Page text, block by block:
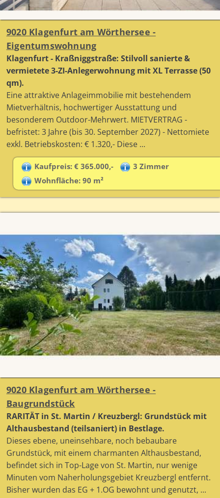
9020 Klagenfurt am Wörthersee -
Eigentumswohnung
Klagenfurt - Kraßniggstraße: Stilvoll sanierte &
vermietete 3-ZI-Anlegerwohnung mit XL Terrasse (50
qm).
Eine attraktive Anlageimmobilie mit bestehendem
Mietverhältnis, hochwertiger Ausstattung und
besonderem Outdoor-Mehrwert. MIETVERTRAG -
befristet: 3 Jahre (bis 30. September 2027) - Nettomiete
exkl. Betriebskosten: € 1.320,- Diese ...
Kaufpreis: € 365.000,-
3 Zimmer
Wohnfläche: 90 m²
9020 Klagenfurt am Wörthersee -
Baugrundstück
RARITÄT in St. Martin / Kreuzbergl: Grundstück mit
Althausbestand (teilsaniert) in Bestlage.
Dieses ebene, uneinsehbare, noch bebaubare
Grundstück, mit einem charmanten Althausbestand,
befindet sich in Top-Lage von St. Martin, nur wenige
Minuten vom Naherholungsgebiet Kreuzbergl entfernt.
Bisher wurden das EG + 1.OG bewohnt und genutzt, ...